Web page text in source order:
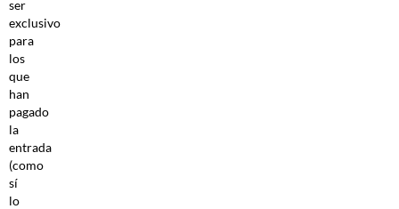
ser
exclusivo
para
los
que
han
pagado
la
entrada
(como
sí
lo